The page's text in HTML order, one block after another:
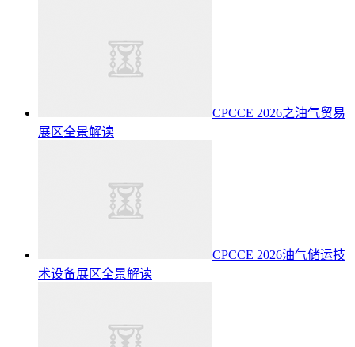
CPCCE 2026之油气贸易
展区全景解读
CPCCE 2026油气储运技
术设备展区全景解读